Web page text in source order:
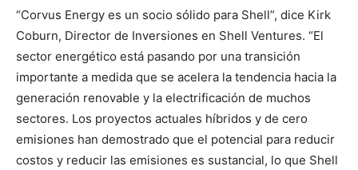
“Corvus Energy es un socio sólido para Shell”, dice Kirk
Coburn, Director de Inversiones en Shell Ventures. “El
sector energético está pasando por una transición
importante a medida que se acelera la tendencia hacia la
generación renovable y la electrificación de muchos
sectores. Los proyectos actuales híbridos y de cero
emisiones han demostrado que el potencial para reducir
costos y reducir las emisiones es sustancial, lo que Shell